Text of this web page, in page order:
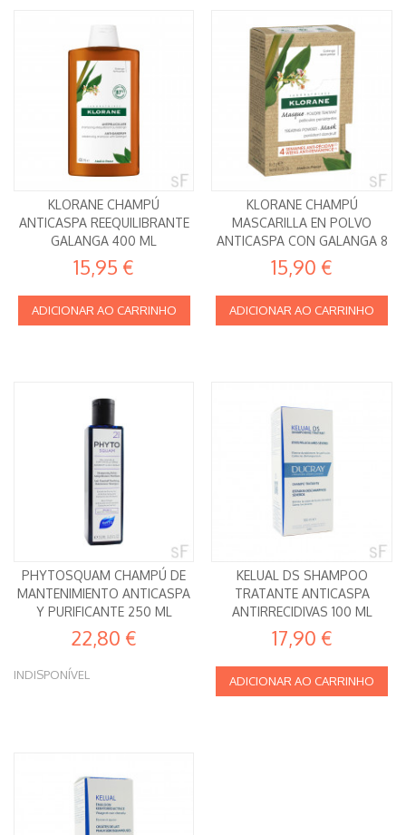
KLORANE CHAMPÚ
ANTICASPA REEQUILIBRANTE
GALANGA 400 ML
15,95 €
ADICIONAR AO CARRINHO
KLORANE CHAMPÚ
MASCARILLA EN POLVO
ANTICASPA CON GALANGA 8
SOBRES
15,90 €
ADICIONAR AO CARRINHO
PHYTOSQUAM CHAMPÚ DE
MANTENIMIENTO ANTICASPA
Y PURIFICANTE 250 ML
22,80 €
INDISPONÍVEL
KELUAL DS SHAMPOO
TRATANTE ANTICASPA
ANTIRRECIDIVAS 100 ML
DUCRAY
17,90 €
ADICIONAR AO CARRINHO